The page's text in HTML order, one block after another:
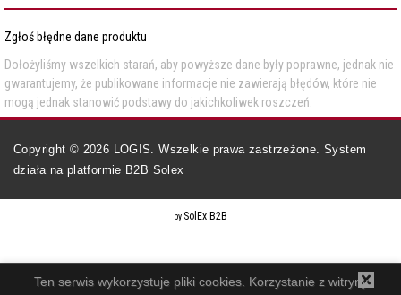
Zgłoś błędne dane produktu
Dołożyliśmy wszelkich starań, aby powyższe dane były poprawne, jednak nie
gwarantujemy, że publikowane informacje nie zawierają błędów, które nie
mogą jednak stanowić podstawy do jakichkoliwek roszczeń.
Copyright © 2026 LOGIS. Wszelkie prawa zastrzeżone. System
działa na platformie B2B Solex
by SolEx B2B
Ten serwis wykorzystuje pliki cookies. Korzystanie z witryny